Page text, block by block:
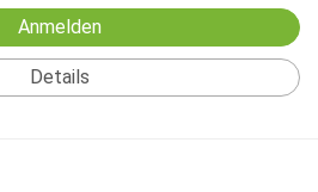
Anmelden
Details